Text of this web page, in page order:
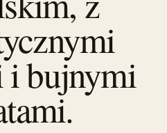
i bujnymi